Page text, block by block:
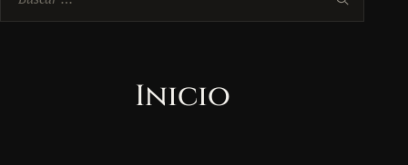
Inicio